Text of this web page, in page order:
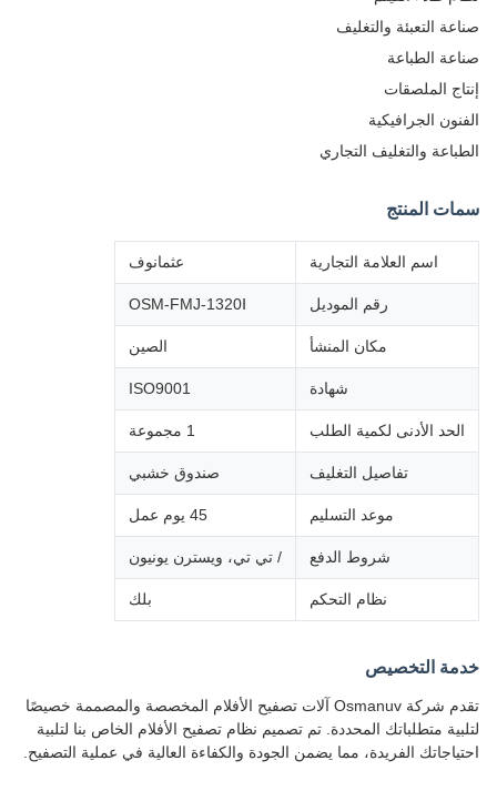
صناعة التعبئة والتغليف
صناعة الطباعة
إنتاج الملصقات
الفنون الجرافيكية
الطباعة والتغليف التجاري
سمات المنتج
اسم العلامة التجارية عثمانوف
رقم الموديل OSM-FMJ-1320Ⅰ
مكان المنشأ الصين
شهادة ISO9001
الحد الأدنى لكمية الطلب 1 مجموعة
تفاصيل التغليف صندوق خشبي
موعد التسليم 45 يوم عمل
شروط الدفع / تي تي، ويسترن يونيون
نظام التحكم بلك
خدمة التخصيص
تقدم شركة Osmanuv آلات تصفيح الأفلام المخصصة والمصممة خصيصًا
لتلبية متطلباتك المحددة. تم تصميم نظام تصفيح الأفلام الخاص بنا لتلبية
احتياجاتك الفريدة، مما يضمن الجودة والكفاءة العالية في عملية التصفيح.